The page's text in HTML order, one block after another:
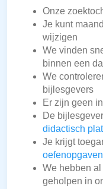
Onze
Je kunt
wijzigen
We vinden
binnen een
We
bijlesgevers
Er zijn geen
De
didactisch
Je krijgt
oefenopgaven
We hebben
geholpen in